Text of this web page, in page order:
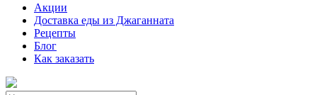
Акции
Доставка еды из Джаганната
Рецепты
Блог
Как заказать